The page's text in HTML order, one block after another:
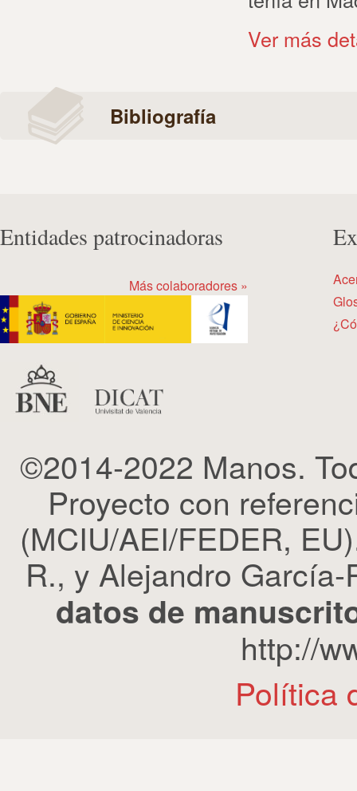
Ver más
Bibliografía
Entidades patrocinadoras
Más colaboradores »
©2014-2022 Manos.
Proyecto con
(MCIU/AEI/FEDER,
R., y Alejandro
datos de
http://
Política